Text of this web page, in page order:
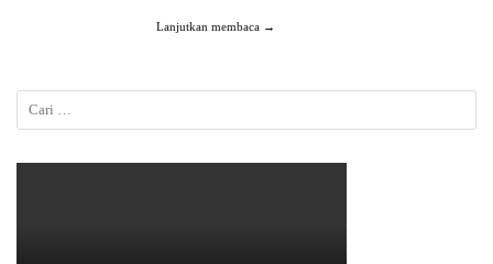
Lanjutkan membaca →